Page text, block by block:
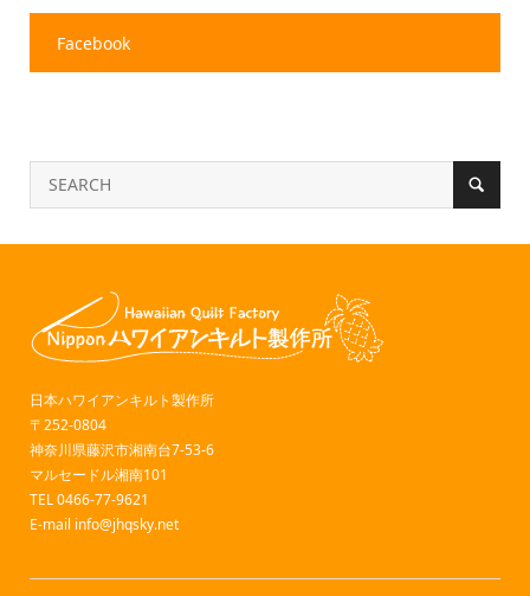
Facebook
日本ハワイアンキルト製作所
〒252-0804
神奈川県藤沢市湘南台7-53-6
マルセードル湘南101
TEL 0466-77-9621
E-mail info@jhqsky.net